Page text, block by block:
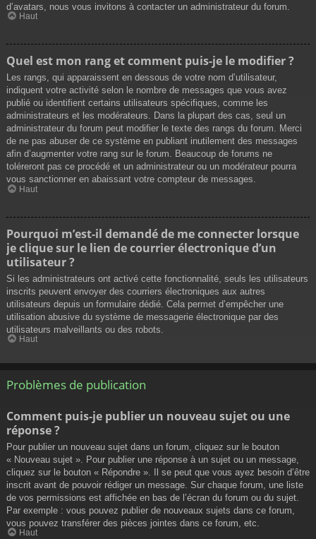
d’avatars, nous vous invitons à contacter un administrateur du forum.
Haut
Quel est mon rang et comment puis-je le modifier ?
Les rangs, qui apparaissent en dessous de votre nom d’utilisateur,
indiquent votre activité selon le nombre de messages que vous avez
publié ou identifient certains utilisateurs spécifiques, comme les
administrateurs et les modérateurs. Dans la plupart des cas, seul un
administrateur du forum peut modifier le texte des rangs du forum. Merci
de ne pas abuser de ce système en publiant inutilement des messages
afin d’augmenter votre rang sur le forum. Beaucoup de forums ne
toléreront pas ce procédé et un administrateur ou un modérateur pourra
vous sanctionner en abaissant votre compteur de messages.
Haut
Pourquoi m’est-il demandé de me connecter lorsque
je clique sur le lien de courrier électronique d’un
utilisateur ?
Si les administrateurs ont activé cette fonctionnalité, seuls les utilisateurs
inscrits peuvent envoyer des courriers électroniques aux autres
utilisateurs depuis un formulaire dédié. Cela permet d’empêcher une
utilisation abusive du système de messagerie électronique par des
utilisateurs malveillants ou des robots.
Haut
Problèmes de publication
Comment puis-je publier un nouveau sujet ou une
réponse ?
Pour publier un nouveau sujet dans un forum, cliquez sur le bouton
« Nouveau sujet ». Pour publier une réponse à un sujet ou un message,
cliquez sur le bouton « Répondre ». Il se peut que vous ayez besoin d’être
inscrit avant de pouvoir rédiger un message. Sur chaque forum, une liste
de vos permissions est affichée en bas de l’écran du forum ou du sujet.
Par exemple : vous pouvez publier de nouveaux sujets dans ce forum,
vous pouvez transférer des pièces jointes dans ce forum, etc.
Haut